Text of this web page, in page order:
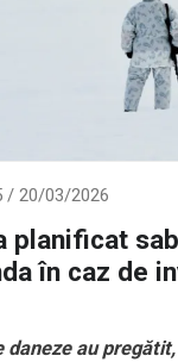
/ 20/03/2026
planificat
în caz de
au